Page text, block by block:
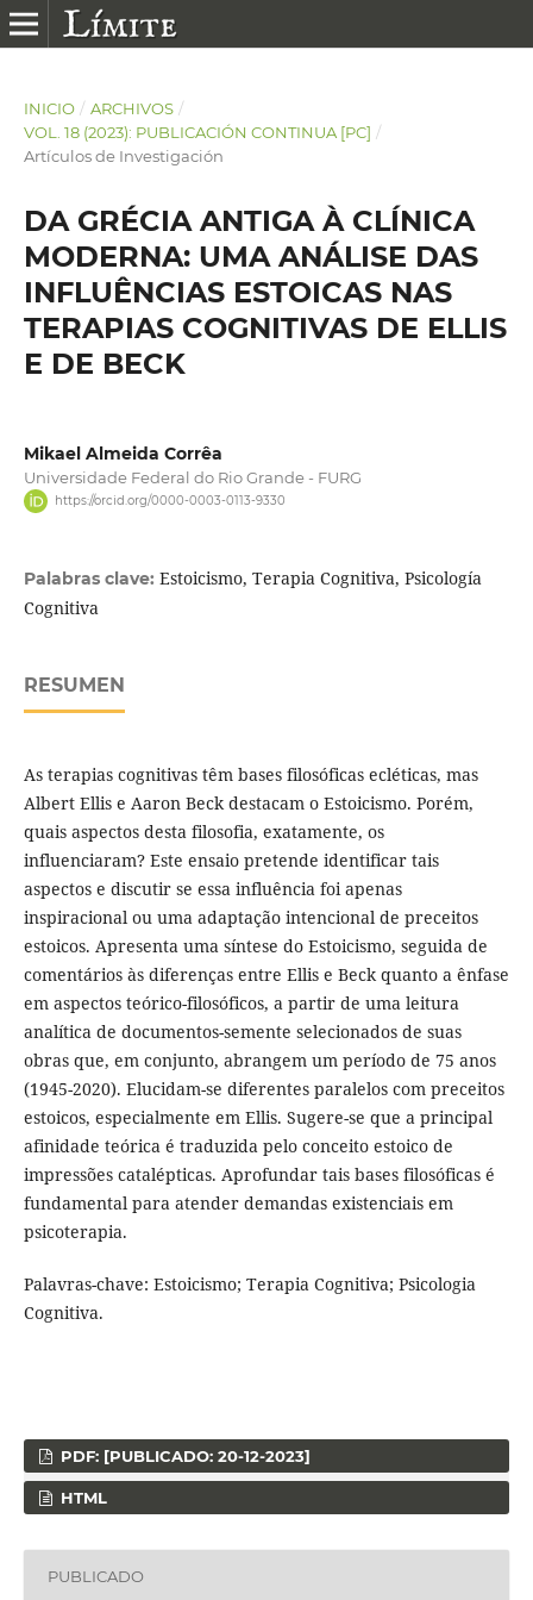
INICIO / ARCHIVOS /
VOL. 18 (2023): PUBLICACIÓN CONTINUA [PC] /
Artículos de Investigación
DA GRÉCIA ANTIGA À CLÍNICA
MODERNA: UMA ANÁLISE DAS
INFLUÊNCIAS ESTOICAS NAS
TERAPIAS COGNITIVAS DE ELLIS
E DE BECK
Mikael Almeida Corrêa
Universidade Federal do Rio Grande - FURG
https://orcid.org/0000-0003-0113-9330
Palabras clave: Estoicismo, Terapia Cognitiva, Psicología
Cognitiva
RESUMEN
As terapias cognitivas têm bases filosóficas ecléticas, mas
Albert Ellis e Aaron Beck destacam o Estoicismo. Porém,
quais aspectos desta filosofia, exatamente, os
influenciaram? Este ensaio pretende identificar tais
aspectos e discutir se essa influência foi apenas
inspiracional ou uma adaptação intencional de preceitos
estoicos. Apresenta uma síntese do Estoicismo, seguida de
comentários às diferenças entre Ellis e Beck quanto a ênfase
em aspectos teórico-filosóficos, a partir de uma leitura
analítica de documentos-semente selecionados de suas
obras que, em conjunto, abrangem um período de 75 anos
(1945-2020). Elucidam-se diferentes paralelos com preceitos
estoicos, especialmente em Ellis. Sugere-se que a principal
afinidade teórica é traduzida pelo conceito estoico de
impressões catalépticas. Aprofundar tais bases filosóficas é
fundamental para atender demandas existenciais em
psicoterapia.
Palavras-chave: Estoicismo; Terapia Cognitiva; Psicologia
Cognitiva.
PDF: [PUBLICADO: 20-12-2023]
HTML
PUBLICADO